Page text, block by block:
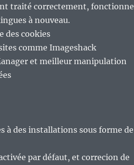
traité correctement, fonctionne
à nouveau.
des cookies
comme Imageshack
et meilleur manipulation
à des installations sous forme de
par défaut, et correcion de